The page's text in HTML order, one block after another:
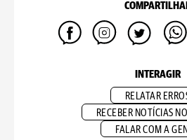
INTERAGIR
RELATAR
RECEBER NOTÍCIAS
FALAR COM A